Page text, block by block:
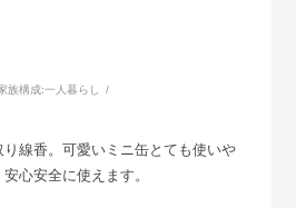
族構成:一人暮らし
線香。可愛いミニ缶とても使いや
心安全に使えます。